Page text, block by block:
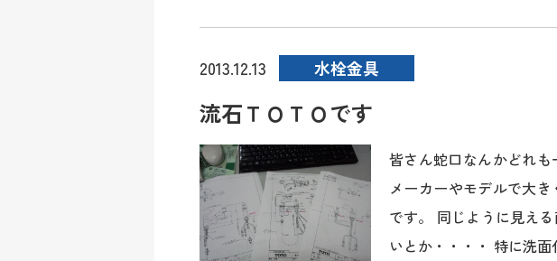
2013.12.13 水栓金具
流石ＴＯＴＯです
皆さん蛇口なんかどれも
メーカーやモデルで大
です。 同じように見え
いとか・・・・ 特に洗面